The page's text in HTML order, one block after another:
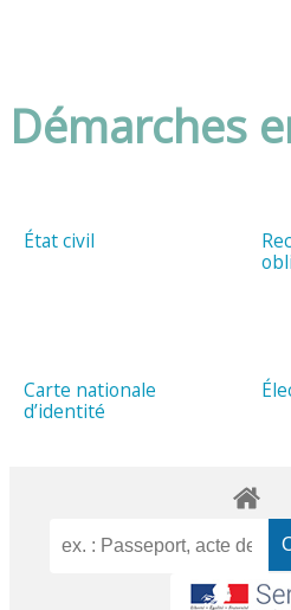
Démarches
État civil
Carte nationale
d’identité